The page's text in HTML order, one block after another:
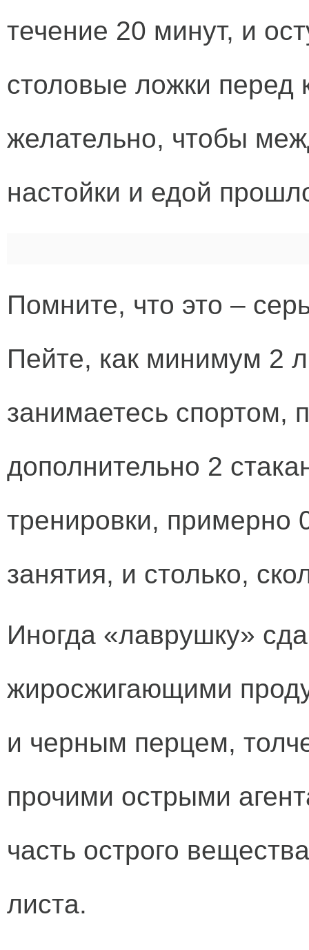
течение 20 минут, и
столовые ложки
желательно, чтобы
настойки и едой
Помните, что это –
Пейте, как минимум 2
занимаетесь спортом,
дополнительно 2
тренировки, примерно
занятия, и столько,
Иногда «лаврушку»
жиросжигающими
и черным перцем,
прочими острыми
часть острого
листа.